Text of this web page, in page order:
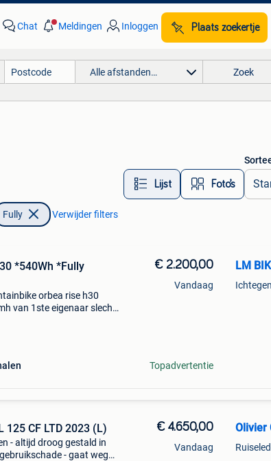
Chat Meldingen Inloggen Plaats zoekertje
Alle afstanden… Zoek
Lijst Foto’s
Fully Verwijder filters
*540Wh *Fully
orbea rise h30
van 1ste eigenaar slechts
€ 2.200,00
Vandaag
Topadvertentie
LM
125 CF LTD 2023 (L)
- altijd droog gestald in
- gaat weg
€ 4.650,00
Vandaag
Olivier